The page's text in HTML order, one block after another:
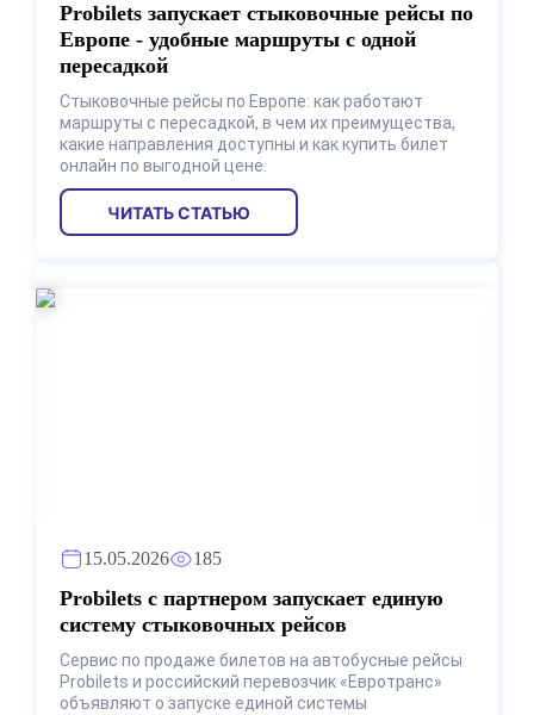
Probilets запускает стыковочные рейсы по
Европе - удобные маршруты с одной
пересадкой
Стыковочные рейсы по Европе: как работают
маршруты с пересадкой, в чем их преимущества,
какие направления доступны и как купить билет
онлайн по выгодной цене.
ЧИТАТЬ СТАТЬЮ
15.05.2026 185
Probilets с партнером запускает единую
систему стыковочных рейсов
Сервис по продаже билетов на автобусные рейсы
Probilets и российский перевозчик «Евротранс»
объявляют о запуске единой системы